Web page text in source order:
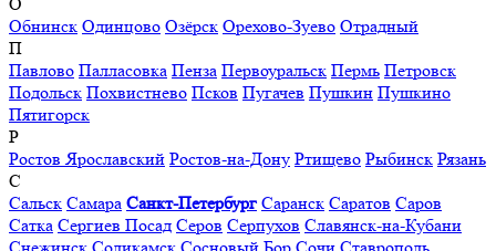
Обнинск Одинцово Озёрск Орехово-Зуево Отрадный
П
Павлово Палласовка Пенза Первоуральск Пермь Петровск
Подольск Похвистнево Псков Пугачев Пушкин Пушкино
Пятигорск
Р
Ростов Ярославский Ростов-на-Дону Ртищево Рыбинск Рязань
С
Сальск Самара Санкт-Петербург Саранск Саратов Саров
Сатка Сергиев Посад Серов Серпухов Славянск-на-Кубани
Снежинск Соликамск Сосновый Бор Сочи Ставрополь